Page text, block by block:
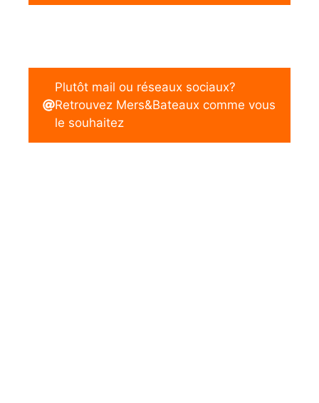
Plutôt mail ou réseaux sociaux?
Retrouvez Mers&Bateaux comme vous
le souhaitez